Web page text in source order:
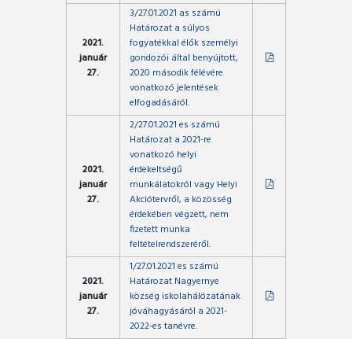
2021.
január
27.
3/27.01.2021 as számú
Határozat a súlyos
fogyatékkal élők személyi
gondozói által benyújtott,
2020 második félévére
vonatkozó jelentések
elfogadásáról.
2021.
január
27.
2/27.01.2021 es számú
Határozat a 2021-re
vonatkozó helyi
érdekeltségű
munkálatokról vagy Helyi
Akciótervről, a közösség
érdekében végzett, nem
fizetett munka
feltételrendszeréről.
2021.
január
27.
1/27.01.2021 es számú
Határozat Nagyernye
község iskolahálózatának
jóváhagyásáról a 2021-
2022-es tanévre.